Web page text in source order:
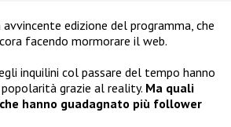
edizione del programma, che
facendo mormorare il web.
inquilini col passare del tempo hanno
grazie al reality. Ma quali
hanno guadagnato più follower